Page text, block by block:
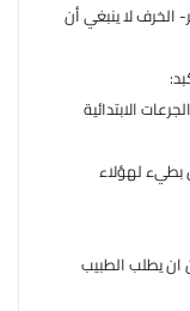
الخرف لا ينبغي أن
الابتدائية
بطيء لهؤلاء
ان يطلب الطبيب